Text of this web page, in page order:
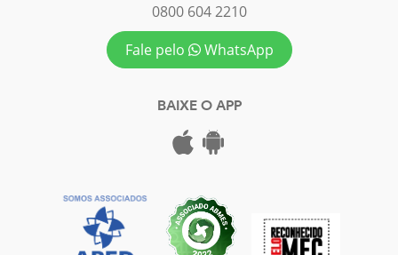
0800 604 2210
Fale pelo
WhatsApp
BAIXE O APP